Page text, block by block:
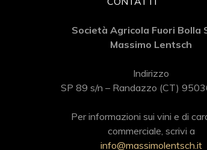
Società Agricola Fuori Bolla
Massimo Lentsch
Indirizzo
SP 89 s/n – Randazzo (CT)
Per informazioni sui vini e di
commerciale, scrivi a
info@massimolentsch.it